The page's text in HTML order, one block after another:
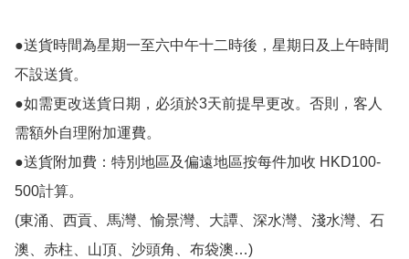
●送貨時間為星期一至六中午十二時後，星期日及上午時間
不設送貨。
●如需更改送貨日期，必須於3天前提早更改。否則，客人
需額外自理附加運費。
●送貨附加費：特別地區及偏遠地區按每件加收 HKD100-
500計算。
(東涌、西貢、馬灣、愉景灣、大譚、深水灣、淺水灣、石
澳、赤柱、山頂、沙頭角、布袋澳…)